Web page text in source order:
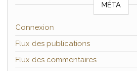
MÉTA
Connexion
Flux des publications
Flux des commentaires